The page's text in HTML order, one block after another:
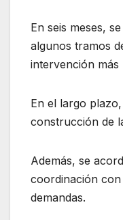
En seis meses,
algunos tramos
intervención más
En el largo
construcción de
Además, se
coordinación
demandas.